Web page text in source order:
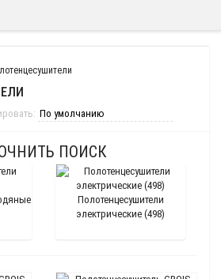
ПОИСК
Полотенцесушители
электрические (498)